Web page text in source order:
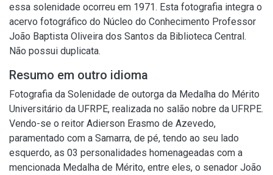
essa solenidade ocorreu em 1971. Esta fotografia integra o
acervo fotográfico do Núcleo do Conhecimento Professor
João Baptista Oliveira dos Santos da Biblioteca Central.
Não possui duplicata.
Resumo em outro idioma
Fotografia da Solenidade de outorga da Medalha do Mérito
Universitário da UFRPE, realizada no salão nobre da UFRPE.
Vendo-se o reitor Adierson Erasmo de Azevedo,
paramentado com a Samarra, de pé, tendo ao seu lado
esquerdo, as 03 personalidades homenageadas com a
mencionada Medalha de Mérito, entre eles, o senador João